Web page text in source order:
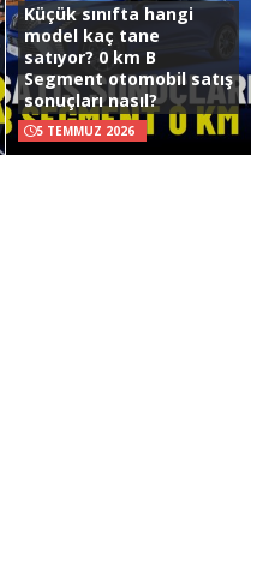
Küçük sınıfta hangi
model kaç tane
satıyor? 0 km B
Segment otomobil satış
sonuçları nasıl?
5 TEMMUZ 2026